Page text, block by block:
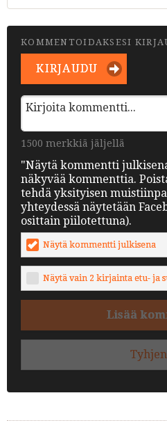
KOMMENTOIDAKSESI
KIRJAUDU
1500 merkkiä jäljellä
"Näytä kommentti
näkyvää kommenttia.
tehdä yksityisen
yhteydessä näytetään
osittain piilotettuna).
Näytä kommentti julkisena
Näytä vain 2 kirjainta etu- ja
Lisää